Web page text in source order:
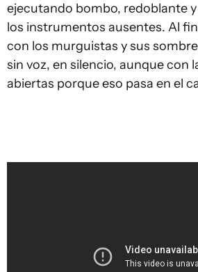
ejecutando bombo, redoblante
los instrumentos ausentes. Al
con los murguistas y sus
sin voz, en silencio, aunque con
abiertas porque eso pasa en el